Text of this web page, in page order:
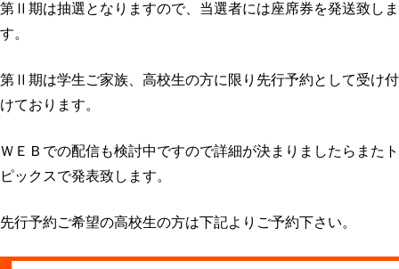
第Ⅱ期は抽選となりますので、当選者には座席券を発送致しま
す。
第Ⅱ期は学生ご家族、高校生の方に限り先行予約として受け付
けております。
ＷＥＢでの配信も検討中ですので詳細が決まりましたらまたト
ピックスで発表致します。
先行予約ご希望の高校生の方は下記よりご予約下さい。